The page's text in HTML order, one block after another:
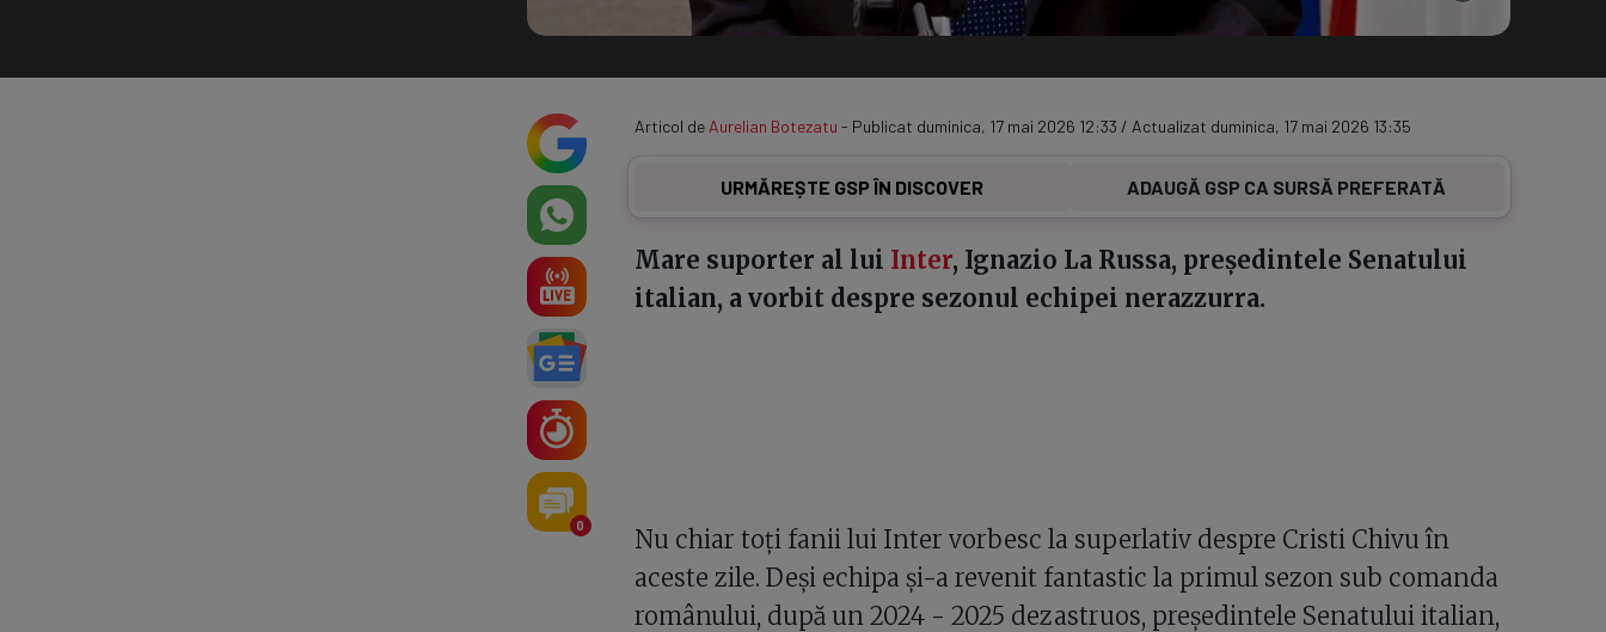
0
Articol de Aurelian Botezatu - Publicat duminica, 17 mai 2026 12:33 / Actualizat duminica, 17 mai 2026 13:35
URMĂREȘTE GSP ÎN DISCOVER ADAUGĂ GSP CA SURSĂ PREFERATĂ
Mare suporter al lui Inter, Ignazio La Russa, președintele Senatului
italian, a vorbit despre sezonul echipei nerazzurra.
Nu chiar toți fanii lui Inter vorbesc la superlativ despre Cristi Chivu în
aceste zile. Deși echipa și-a revenit fantastic la primul sezon sub comanda
românului, după un 2024 - 2025 dezastruos, președintele Senatului italian,